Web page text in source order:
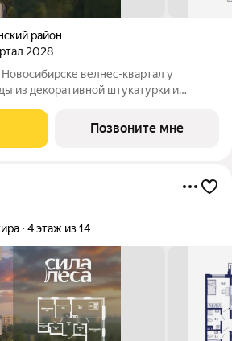
район
2028
из декоративной штукатурки и
Панорамное остекление и богатая
новый стандарт
Позвоните мне
4 этаж из 14